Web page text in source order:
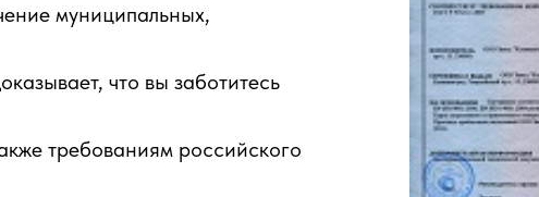
муниципальных,
что вы заботитесь
требованиям российского